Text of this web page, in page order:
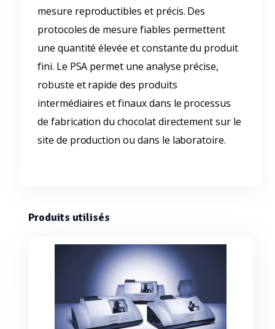
mesure reproductibles et précis. Des
protocoles de mesure fiables permettent
une quantité élevée et constante du produit
fini. Le PSA permet une analyse précise,
robuste et rapide des produits
intermédiaires et finaux dans le processus
de fabrication du chocolat directement sur le
site de production ou dans le laboratoire.
Produits utilisés